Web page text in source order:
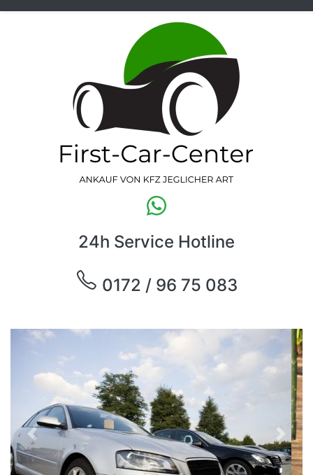
24h Service Hotline
0172 / 96 75 083
Previous Next